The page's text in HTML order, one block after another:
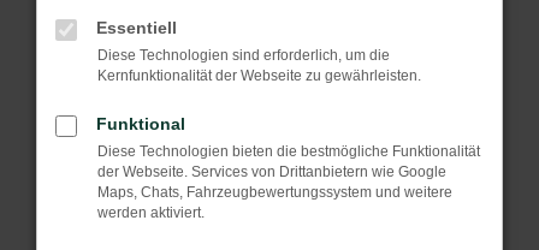
Fehler: Network Error
Beim Laden ist ein Fehler aufgetreten.
Hier sind ein paar Tipps, die dir helfen können:
Überprüfe deine Firewall und deine
Internetverbindung.
Laden andere Webseiten, zum Beispiel deine
Suchmaschine?
Essentiell
Diese Technologien sind erforderlich, um die
Kernfunktionalität der Webseite zu gewährleisten.
Funktional
Diese Technologien bieten die bestmögliche Funktionalität
der Webseite. Services von Drittanbietern wie Google
Maps, Chats, Fahrzeugbewertungssystem und weitere
werden aktiviert.